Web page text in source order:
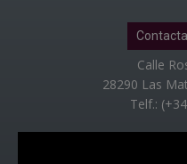
Calle
28290 Las
Telf.: